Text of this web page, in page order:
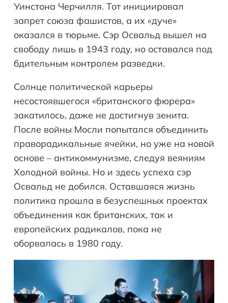
Уинстона Черчилля. Тот инициировал
запрет союза фашистов, а их «дуче»
оказался в тюрьме. Сэр Освальд вышел на
свободу лишь в 1943 году, но оставался под
бдительным контролем разведки.
Солнце политической карьеры
несостоявшегося «британского фюрера»
закатилось, даже не достигнув зенита.
После войны Мосли попытался объединить
праворадикальные ячейки, но уже на новой
основе – антикоммунизме, следуя веяниям
Холодной войны. Но и здесь успеха сэр
Освальд не добился. Оставшаяся жизнь
политика прошла в безуспешных проектах
объединения как британских, так и
европейских радикалов, пока не
оборвалась в 1980 году.